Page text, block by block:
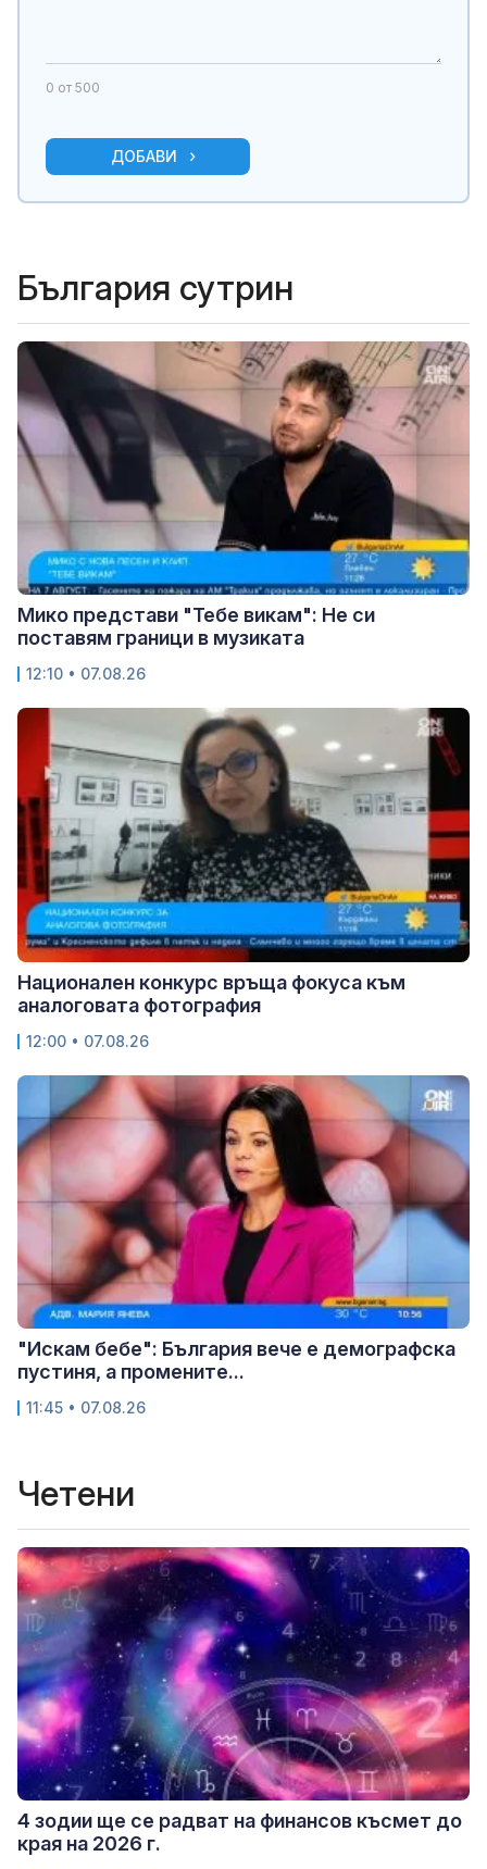
0 от 500
ДОБАВИ
България сутрин
Мико представи "Тебе викам": Не си
поставям граници в музиката
12:10 • 07.08.26
Национален конкурс връща фокуса към
аналоговата фотография
12:00 • 07.08.26
"Искам бебе": България вече е демографска
пустиня, а промените...
11:45 • 07.08.26
Четени
4 зодии ще се радват на финансов късмет до
края на 2026 г.